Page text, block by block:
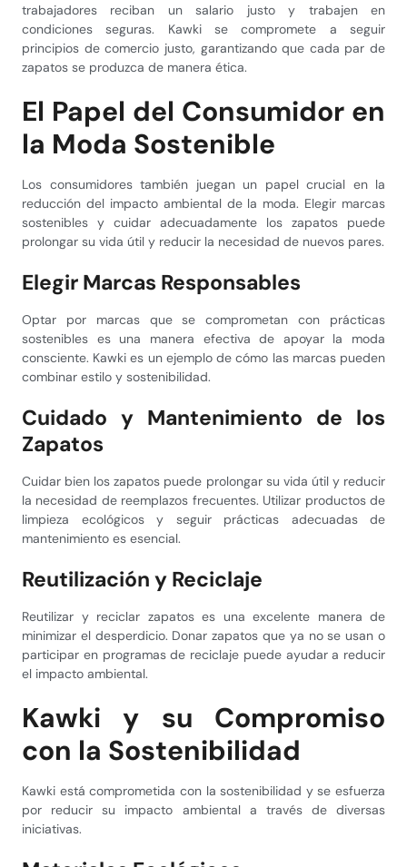
trabajadores reciban un salario justo y trabajen en
condiciones seguras. Kawki se compromete a seguir
principios de comercio justo, garantizando que cada par de
zapatos se produzca de manera ética.
El Papel del Consumidor en
la Moda Sostenible
Los consumidores también juegan un papel crucial en la
reducción del impacto ambiental de la moda. Elegir marcas
sostenibles y cuidar adecuadamente los zapatos puede
prolongar su vida útil y reducir la necesidad de nuevos pares.
Elegir Marcas Responsables
Optar por marcas que se comprometan con prácticas
sostenibles es una manera efectiva de apoyar la moda
consciente. Kawki es un ejemplo de cómo las marcas pueden
combinar estilo y sostenibilidad.
Cuidado y Mantenimiento de los
Zapatos
Cuidar bien los zapatos puede prolongar su vida útil y reducir
la necesidad de reemplazos frecuentes. Utilizar productos de
limpieza ecológicos y seguir prácticas adecuadas de
mantenimiento es esencial.
Reutilización y Reciclaje
Reutilizar y reciclar zapatos es una excelente manera de
minimizar el desperdicio. Donar zapatos que ya no se usan o
participar en programas de reciclaje puede ayudar a reducir
el impacto ambiental.
Kawki y su Compromiso
con la Sostenibilidad
Kawki está comprometida con la sostenibilidad y se esfuerza
por reducir su impacto ambiental a través de diversas
iniciativas.